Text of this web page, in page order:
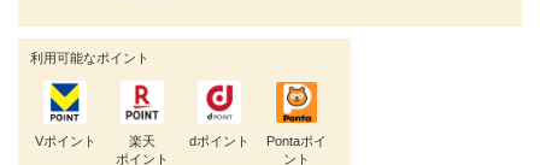
利用可能なポイント
Vポイント
楽天
ポイント
dポイント
Pontaポイ
ント